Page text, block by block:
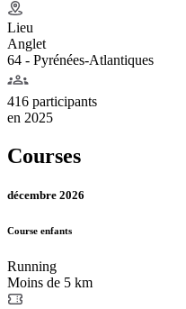
Lieu
Anglet
64 - Pyrénées-Atlantiques
416 participants
en 2025
Courses
décembre 2026
Course enfants
Running
Moins de 5 km